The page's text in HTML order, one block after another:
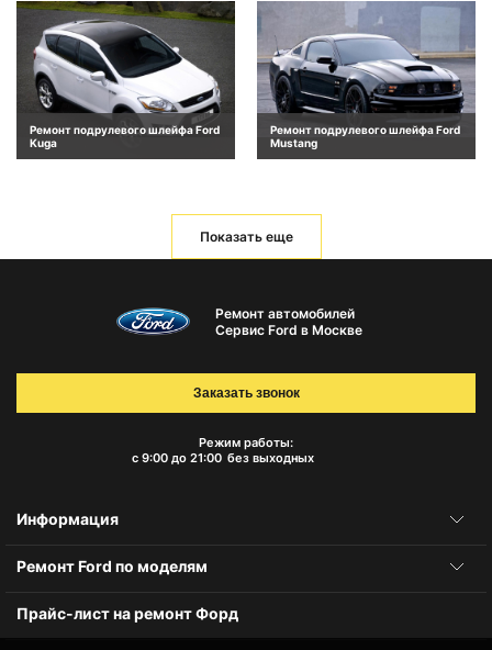
Ремонт подрулевого шлейфа Ford
Kuga
Ремонт подрулевого шлейфа Ford
Mustang
Показать еще
Ремонт автомобилей
Сервис Ford в Москве
Режим работы:
с 9:00 до 21:00 без выходных
Заказать звонок
Информация
Ремонт Ford по моделям
Прайс-лист на ремонт Форд